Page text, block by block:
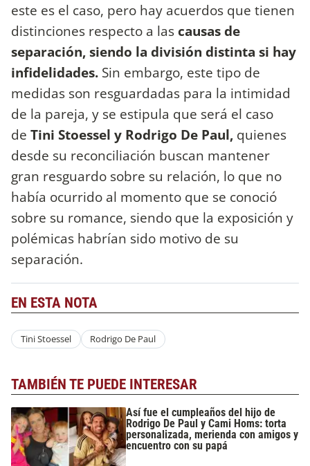
este es el caso, pero hay acuerdos que tienen
distinciones respecto a las causas de
separación, siendo la división distinta si hay
infidelidades. Sin embargo, este tipo de
medidas son resguardadas para la intimidad
de la pareja, y se estipula que será el caso
de Tini Stoessel y Rodrigo De Paul, quienes
desde su reconciliación buscan mantener
gran resguardo sobre su relación, lo que no
había ocurrido al momento que se conoció
sobre su romance, siendo que la exposición y
polémicas habrían sido motivo de su
separación.
EN ESTA NOTA
Tini Stoessel Rodrigo De Paul
TAMBIÉN TE PUEDE INTERESAR
Así fue el cumpleaños del hijo de
Rodrigo De Paul y Cami Homs: torta
personalizada, merienda con amigos y
encuentro con su papá